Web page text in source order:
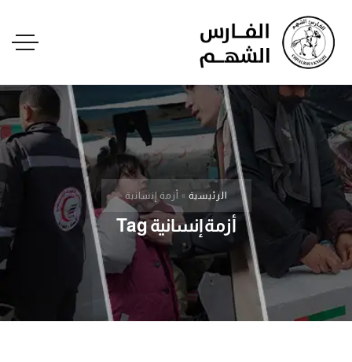
الرئيسية » أزمة إنسانية
أزمة إنسانية Tag